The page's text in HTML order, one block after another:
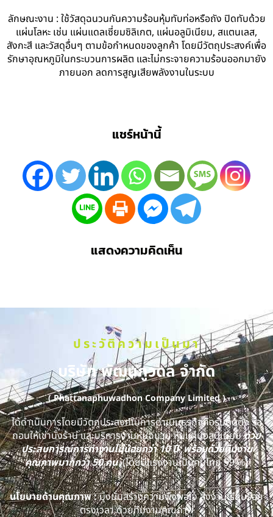
ลักษณะงาน : ใช้วัสดุฉนวนกันความร้อนหุ้มทับท่อหรือถัง ปิดทับด้วย
แผ่นโลหะ เช่น แผ่นแดลเซี่ยมซิลิเกต, แผ่นอลูมิเนียม, สแตนเลส,
สังกะสี และวัสดุอื่นๆ ตามข้อกำหนดของลูกค้า โดยมีวัตถุประสงค์เพื่อ
รักษาอุณหภูมิในกระบวนการผลิต และไม่กระจายความร้อนออกมายัง
ภายนอก ลดการสูญเสียพลังงานในระบบ
แชร์หน้านี้
แสดงความคิดเห็น
ประวัติความเป็นมา
บริษัท พัฒนภูวดล จำกัด
( Phattanaphuwadhon Company Limited )
ได้ดำเนินการโดยมีวัตถุประสงค์ในการดำเนินธุรกิจคือรับติดตั้ง รื้อ
ถอนให้เช่านั่งร้าน และบริการงานหุ้มฉนวน หุ้มแผ่นอลูมิเนียมด้วย
ประสบการณ์การทำงานไม่น้อยกว่า 10 ปี พร้อมด้วยทีมงาน
คุณภาพมากกว่า 50 คน(โดยมีแรงงานเป็นคนไทย 99 %)
นโยบายด้านคุณภาพ :มุ่งมั่นสร้างความพึงพอใจ ส่งงานเรียบร้อย
ตรงเวลา ด้วยทีมงานคุณภาพ